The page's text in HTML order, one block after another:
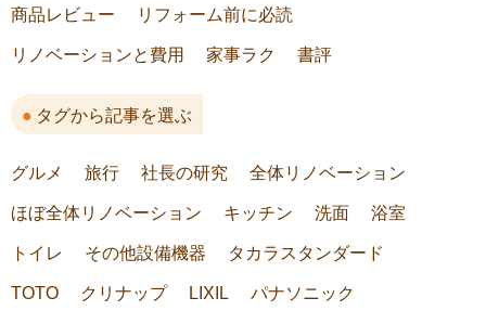
商品レビュー リフォーム前に必読
リノベーションと費用 家事ラク 書評
タグから記事を選ぶ
グルメ 旅行 社長の研究 全体リノベーション
ほぼ全体リノベーション キッチン 洗面 浴室
トイレ その他設備機器 タカラスタンダード
TOTO クリナップ LIXIL パナソニック